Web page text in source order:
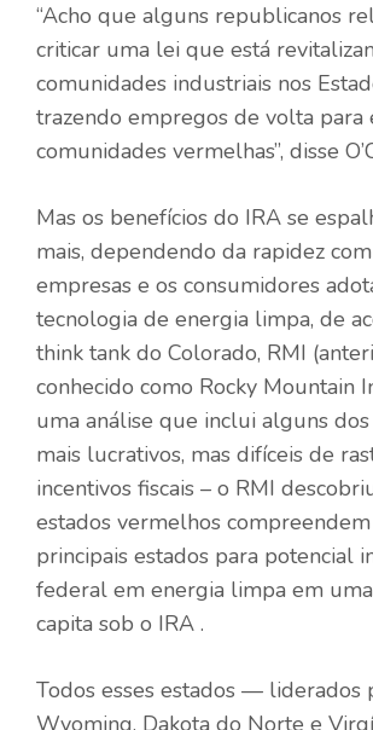
“Acho que alguns republicanos
criticar uma lei que está
comunidades industriais nos
trazendo empregos de volta para
comunidades vermelhas”, disse
Mas os benefícios do IRA se
mais, dependendo da rapidez
empresas e os consumidores
tecnologia de energia limpa, de
think tank do Colorado, RMI
conhecido como Rocky Mountain
uma análise que inclui alguns
mais lucrativos, mas difíceis de
incentivos fiscais – o RMI
estados vermelhos
principais estados para potencial
federal em energia limpa em
capita sob o IRA .
Todos esses estados — liderados